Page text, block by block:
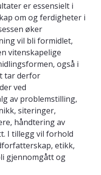
er essensielt i
om og ferdigheter i
øker
vil bli formidlet,
vitenskapelige
også i
tar derfor
ved
av problemstilling,
siteringer,
håndtering av
I tillegg vil forhold
etikk,
gjennomgått og